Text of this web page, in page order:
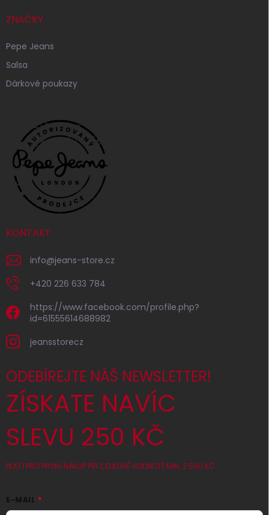
ZNAČKY
Pepe Jeans
Salsa
Dárkové poukazy
KONTAKT
info@jeans-store.cz
+420 226 633 784
https://www.facebook.com/profile.php?
id=61555614688982
jeansstorecz
ODEBÍREJTE NÁŠ NEWSLETTER!
ZÍSKATE NAVÍC
SLEVU 250 KČ
PLATÍ PRO PRVNÍ NÁKUP PŘI CELKOVÉ HODNOTĚ MIN. 2 500 KČ
E-MAIL